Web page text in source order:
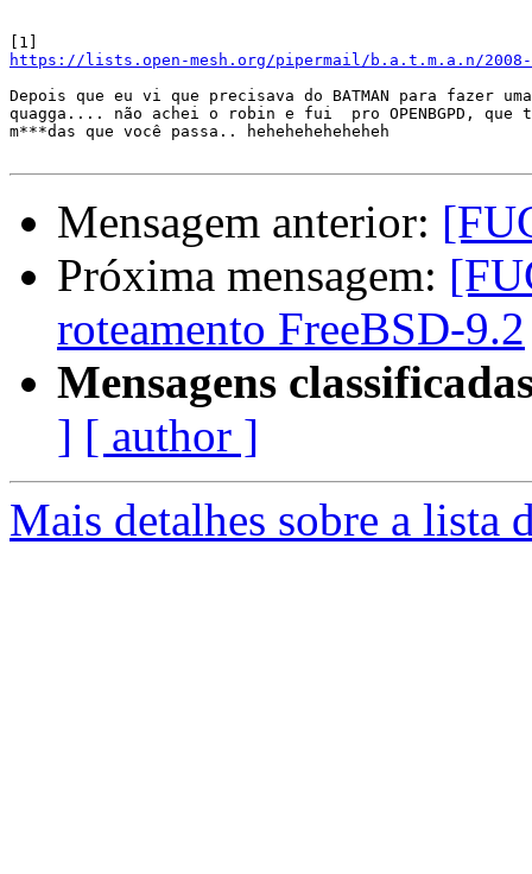
https://lists.open-mesh.org/pipermail/b.a.t.m.a.n/2008-
Depois que eu vi que precisava do BATMAN para fazer
quagga.... não achei o robin e fui  pro OPENBGPD, que
m***das que você passa.. heheheheheheheh
Mensagem anterior:
Próxima mensagem:
roteamento FreeBSD-9.2
Mensagens
] [ author ]
Mais detalhes sobre a lista